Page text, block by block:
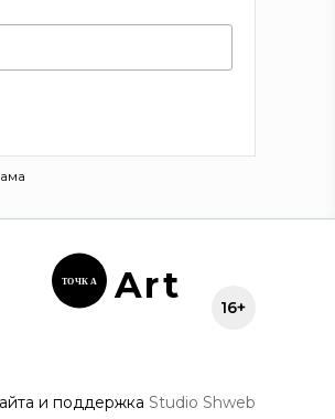
ТОЧК А Art
16+
и поддержка Studio Shweb